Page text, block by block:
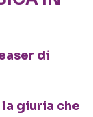
di
giuria che